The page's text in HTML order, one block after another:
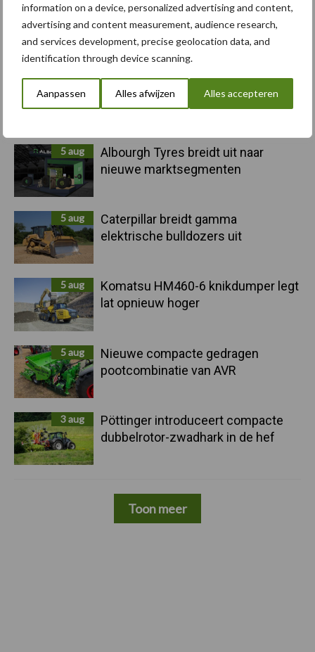
information on a device, personalized advertising and content,
advertising and content measurement, audience research,
and services development, precise geolocation data, and
identification through device scanning.
Aanpassen Alles afwijzen Alles accepteren
Primaire
Recent nieuws Partner nieuws
5 aug
Albourgh Tyres breidt uit naar
nieuwe marktsegmenten
5 aug
Caterpillar breidt gamma
elektrische bulldozers uit
5 aug
Komatsu HM460-6 knikdumper legt
lat opnieuw hoger
5 aug
Nieuwe compacte gedragen
pootcombinatie van AVR
3 aug
Pöttinger introduceert compacte
dubbelrotor-zwadhark in de hef
Toon meer
Toon meer